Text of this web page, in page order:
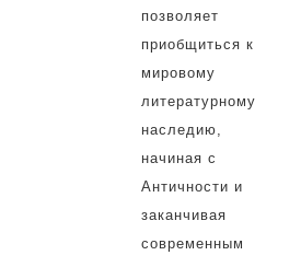
позволяет
приобщиться к
мировому
литературному
наследию,
начиная с
Античности и
заканчивая
современным